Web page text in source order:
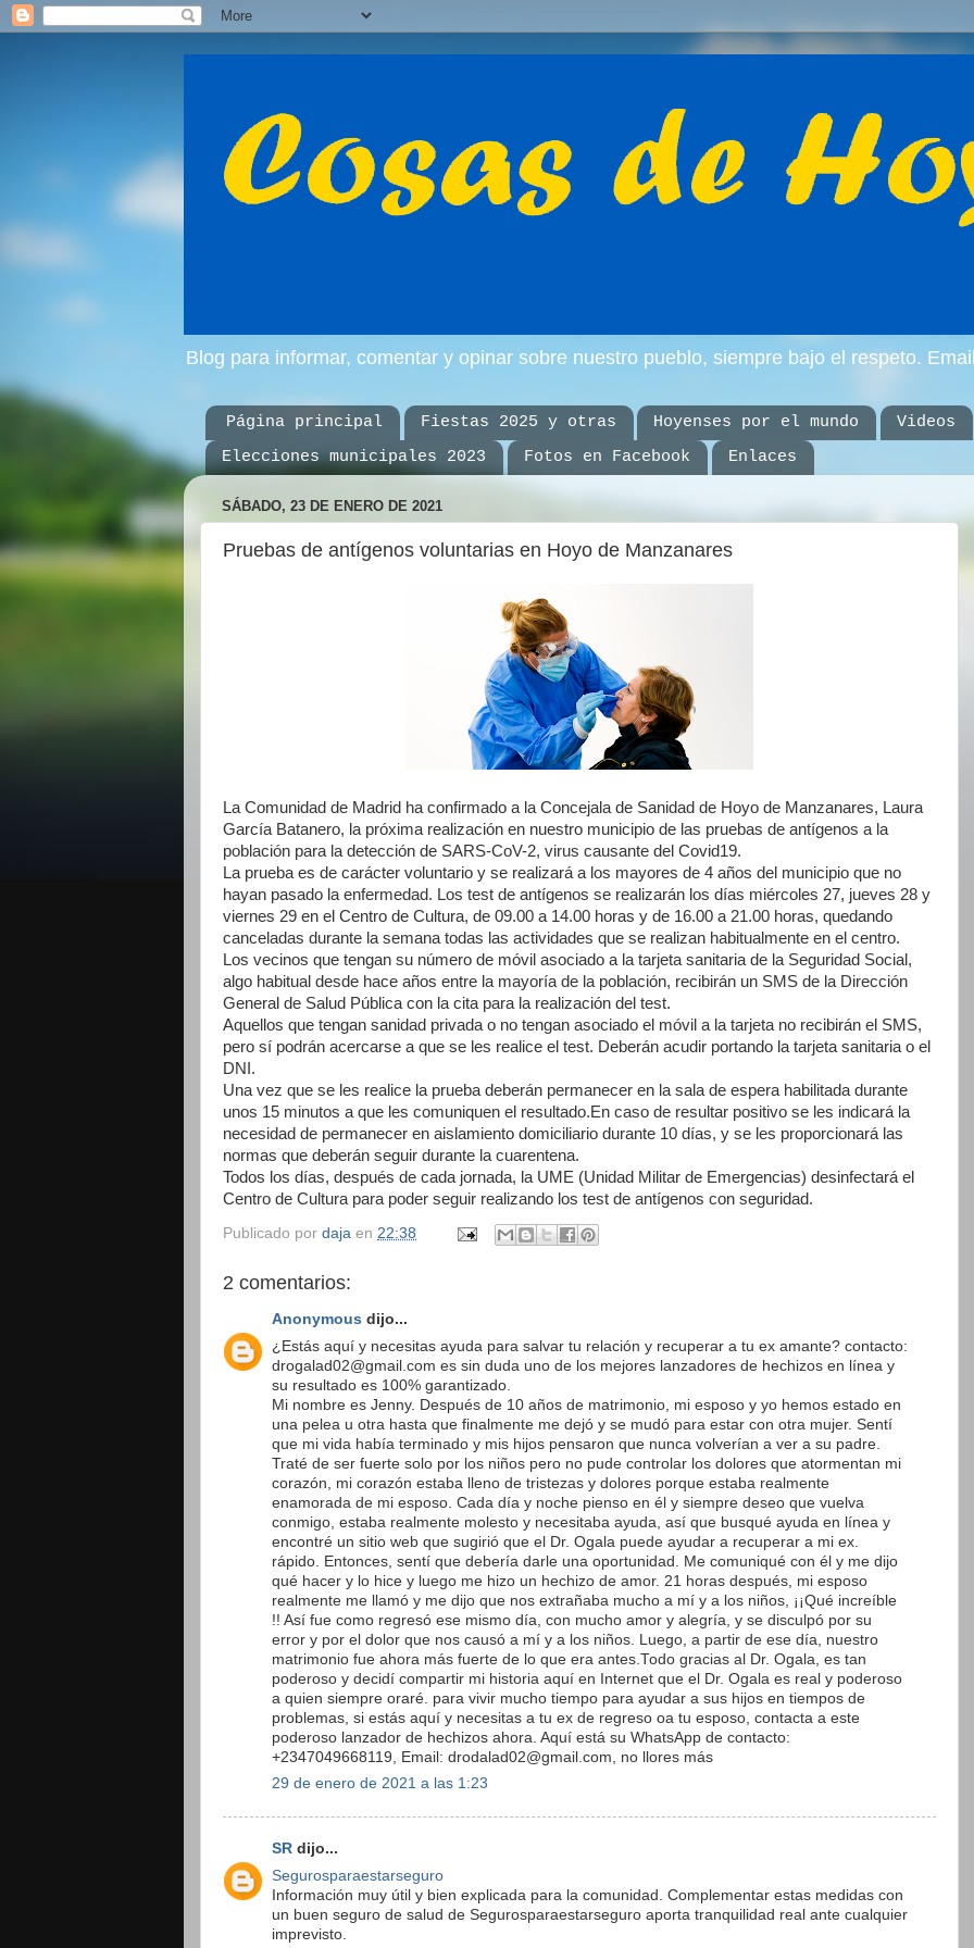
Blog para informar, comentar y opinar sobre nuestro pueblo, siempre bajo el respeto.
Página principal Fiestas 2025 y otras Hoyenses por el mundo
Videos
Elecciones municipales 2023
Fotos en Facebook Enlaces
SÁBADO, 23 DE ENERO DE 2021
Pruebas de antígenos voluntarias en Hoyo de Manzanares
La Comunidad de Madrid ha confirmado a la Concejala de Sanidad de Hoyo de Manzanares, Laura
García Batanero, la próxima realización en nuestro municipio de las pruebas de antígenos a la
población para la detección de SARS-CoV-2, virus causante del Covid19.
La prueba es de carácter voluntario y se realizará a los mayores de 4 años del municipio que no
hayan pasado la enfermedad. Los test de antígenos se realizarán los días miércoles 27, jueves 28 y
viernes 29 en el Centro de Cultura, de 09.00 a 14.00 horas y de 16.00 a 21.00 horas, quedando
canceladas durante la semana todas las actividades que se realizan habitualmente en el centro.
Los vecinos que tengan su número de móvil asociado a la tarjeta sanitaria de la Seguridad Social,
algo habitual desde hace años entre la mayoría de la población, recibirán un SMS de la Dirección
General de Salud Pública con la cita para la realización del test.
Aquellos que tengan sanidad privada o no tengan asociado el móvil a la tarjeta no recibirán el SMS,
pero sí podrán acercarse a que se les realice el test. Deberán acudir portando la tarjeta sanitaria o el
DNI.
Una vez que se les realice la prueba deberán permanecer en la sala de espera habilitada durante
unos 15 minutos a que les comuniquen el resultado.En caso de resultar positivo se les indicará la
necesidad de permanecer en aislamiento domiciliario durante 10 días, y se les proporcionará las
normas que deberán seguir durante la cuarentena.
Todos los días, después de cada jornada, la UME (Unidad Militar de Emergencias) desinfectará el
Centro de Cultura para poder seguir realizando los test de antígenos con seguridad.
Publicado por daja en 22:38
2 comentarios:
Anonymous dijo...
¿Estás aquí y necesitas ayuda para salvar tu relación y recuperar a tu ex amante? contacto:
drogalad02@gmail.com es sin duda uno de los mejores lanzadores de hechizos en línea y
su resultado es 100% garantizado.
Mi nombre es Jenny. Después de 10 años de matrimonio, mi esposo y yo hemos estado en
una pelea u otra hasta que finalmente me dejó y se mudó para estar con otra mujer. Sentí
que mi vida había terminado y mis hijos pensaron que nunca volverían a ver a su padre.
Traté de ser fuerte solo por los niños pero no pude controlar los dolores que atormentan mi
corazón, mi corazón estaba lleno de tristezas y dolores porque estaba realmente
enamorada de mi esposo. Cada día y noche pienso en él y siempre deseo que vuelva
conmigo, estaba realmente molesto y necesitaba ayuda, así que busqué ayuda en línea y
encontré un sitio web que sugirió que el Dr. Ogala puede ayudar a recuperar a mi ex.
rápido. Entonces, sentí que debería darle una oportunidad. Me comuniqué con él y me dijo
qué hacer y lo hice y luego me hizo un hechizo de amor. 21 horas después, mi esposo
realmente me llamó y me dijo que nos extrañaba mucho a mí y a los niños, ¡¡Qué increíble
!! Así fue como regresó ese mismo día, con mucho amor y alegría, y se disculpó por su
error y por el dolor que nos causó a mí y a los niños. Luego, a partir de ese día, nuestro
matrimonio fue ahora más fuerte de lo que era antes.Todo gracias al Dr. Ogala, es tan
poderoso y decidí compartir mi historia aquí en Internet que el Dr. Ogala es real y poderoso
a quien siempre oraré. para vivir mucho tiempo para ayudar a sus hijos en tiempos de
problemas, si estás aquí y necesitas a tu ex de regreso oa tu esposo, contacta a este
poderoso lanzador de hechizos ahora. Aquí está su WhatsApp de contacto:
+2347049668119, Email: drodalad02@gmail.com, no llores más
29 de enero de 2021 a las 1:23
SR dijo...
Segurosparaestarseguro
Información muy útil y bien explicada para la comunidad. Complementar estas medidas con
un buen seguro de salud de Segurosparaestarseguro aporta tranquilidad real ante cualquier
imprevisto.